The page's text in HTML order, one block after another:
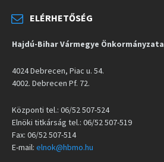
ELÉRHETŐSÉG
Hajdú-Bihar Vármegye Önkormányzata
4024 Debrecen, Piac u. 54.
4002. Debrecen Pf. 72.
Központi tel.: 06/52 507-524
Elnöki titkárság tel.: 06/52 507-519
Fax: 06/52 507-514
E-mail: elnok@hbmo.hu